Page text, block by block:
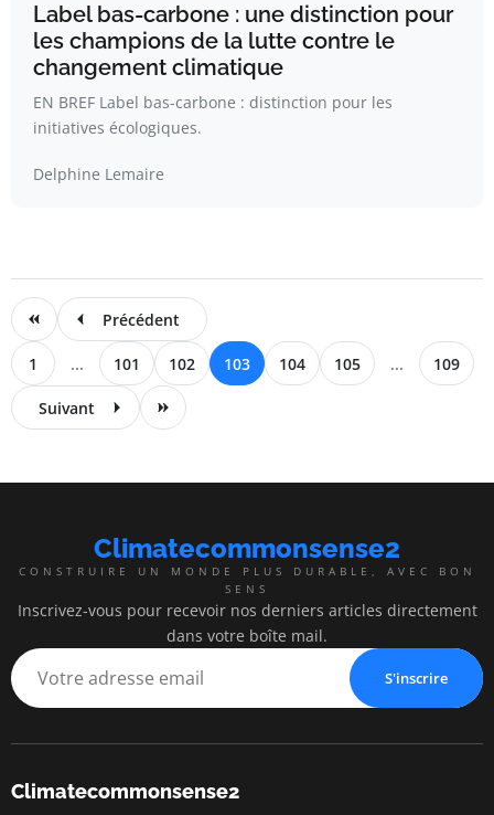
Label bas-carbone : une distinction pour
les champions de la lutte contre le
changement climatique
EN BREF Label bas-carbone : distinction pour les
initiatives écologiques.
Delphine Lemaire
Précédent
1 ... 101 102 103 104 105 ... 109
Suivant
Climatecommonsense2
CONSTRUIRE UN MONDE PLUS DURABLE, AVEC BON
SENS
Inscrivez-vous pour recevoir nos derniers articles directement
dans votre boîte mail.
S'inscrire
Climatecommonsense2